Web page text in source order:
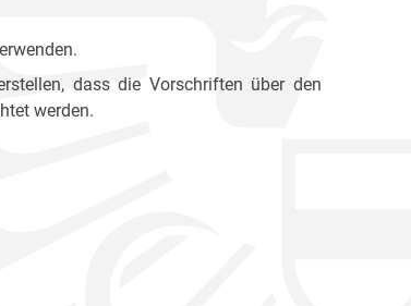
dass die Vorschriften über den
werden.